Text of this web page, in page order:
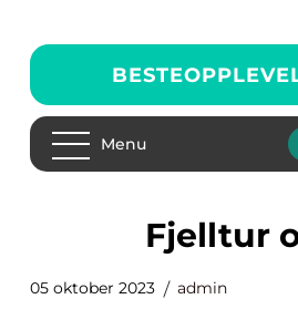
Menu
fjelltur
05 oktober 2023 admin